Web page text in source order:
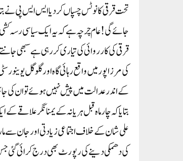
جائے گی! عام چرچہ ہے کہ یہ ایک سیاسی رسہ
قرقی کی کارروائی کی تیاری کر رہی ہے سبھی
کے اندر عدالت میں پیش نہیں ہوئے تو ان کی
بتایا کہ چار ماہ قبل ہریانہ کے یمنا نگر علاقے
علی شان کے خلاف اجتماعی زیادتی اور جان سے
کی دھمکی دینے کی رپورٹ بھی درج کرائی گئی